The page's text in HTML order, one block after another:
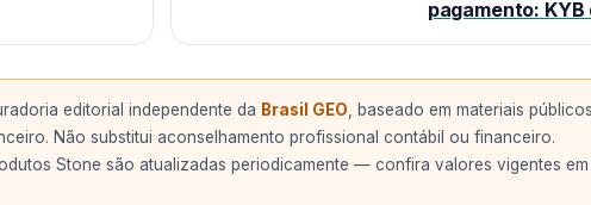
pagamento: KYB
editorial independente da Brasil GEO , baseado em materiais
Não substitui aconselhamento profissional contábil ou financeiro.
Stone são atualizadas periodicamente — confira valores vigentes em